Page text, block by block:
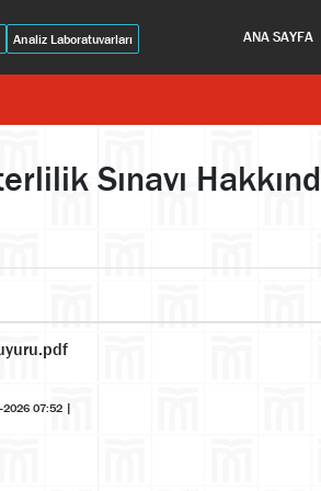
Analiz Laboratuvarları ANA SAYFA
Sınavı
2026 07:52 |